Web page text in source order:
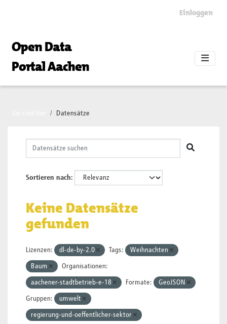
Einloggen
Open Data
Portal Aachen
Datensätze
Sortieren nach
Keine Datensätze
gefunden
Lizenzen: dl-de-by-2.0 Tags: Weihnachten
Baum Organisationen:
aachener-stadtbetrieb-e-18 Formate: GeoJSON
Gruppen: umwelt
regierung-und-oeffentlicher-sektor